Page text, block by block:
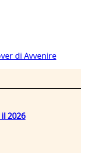
di Avvenire
2026